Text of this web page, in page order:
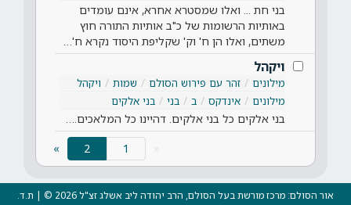
בני חת ... ואלו שמסטרא אחרא, אינם עומדים
באותיות הרשומות של כ"ב אותיות התורה חוץ
משתים, ואלו הן ח' וק' שקליפת היסוד נקרא ח'…
ויקהל
מילונים זהר עם פירוש הסולם שמות
ויקהל
מילונים
אינדקס ב בני בני אלקים
בני אלקים כל בני אלקים. דהיינו כל המלאכים.…
2
»
אור הסולם: מרכז מורשת בעל הסולם, הרב יהודה ליב אשלג זצ"ל 2026 © | ת.ד.